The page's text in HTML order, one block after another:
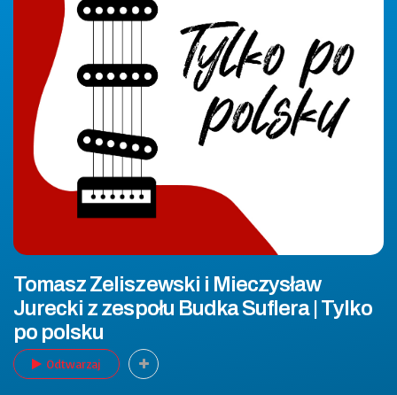
Tomasz Zeliszewski i Mieczysław
Jurecki z zespołu Budka Suflera | Tylko
po polsku
Odtwarzaj